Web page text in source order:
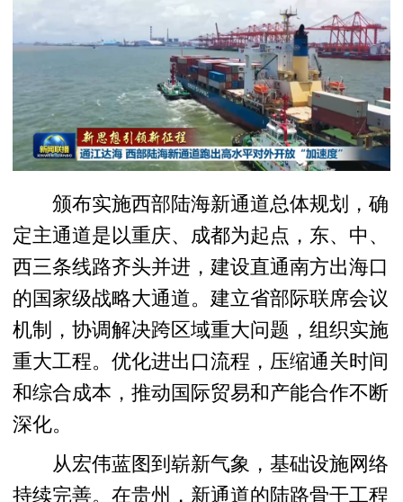
颁布实施西部陆海新通道总体规划，确
定主通道是以重庆、成都为起点，东、中、
西三条线路齐头并进，建设直通南方出海口
的国家级战略大通道。建立省部际联席会议
机制，协调解决跨区域重大问题，组织实施
重大工程。优化进出口流程，压缩通关时间
和综合成本，推动国际贸易和产能合作不断
深化。
从宏伟蓝图到崭新气象，基础设施网络
持续完善。在贵州，新通道的陆路骨干工程